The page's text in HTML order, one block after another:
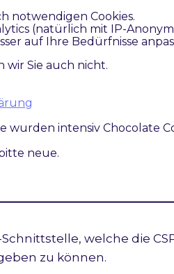
der Report-Only-
welche die
zu können.
notwendigen Cookies.
(natürlich mit IP-
auf Ihre Bedürfnisse
wir Sie auch nicht.
wurden intensiv Chocolate
neue.